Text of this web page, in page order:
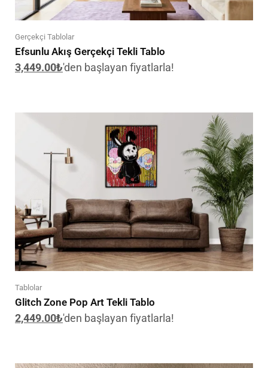
Gerçekçi Tablolar
Efsunlu Akış Gerçekçi Tekli Tablo
3,449.00₺'den başlayan fiyatlarla!
Tablolar
Glitch Zone Pop Art Tekli Tablo
2,449.00₺'den başlayan fiyatlarla!